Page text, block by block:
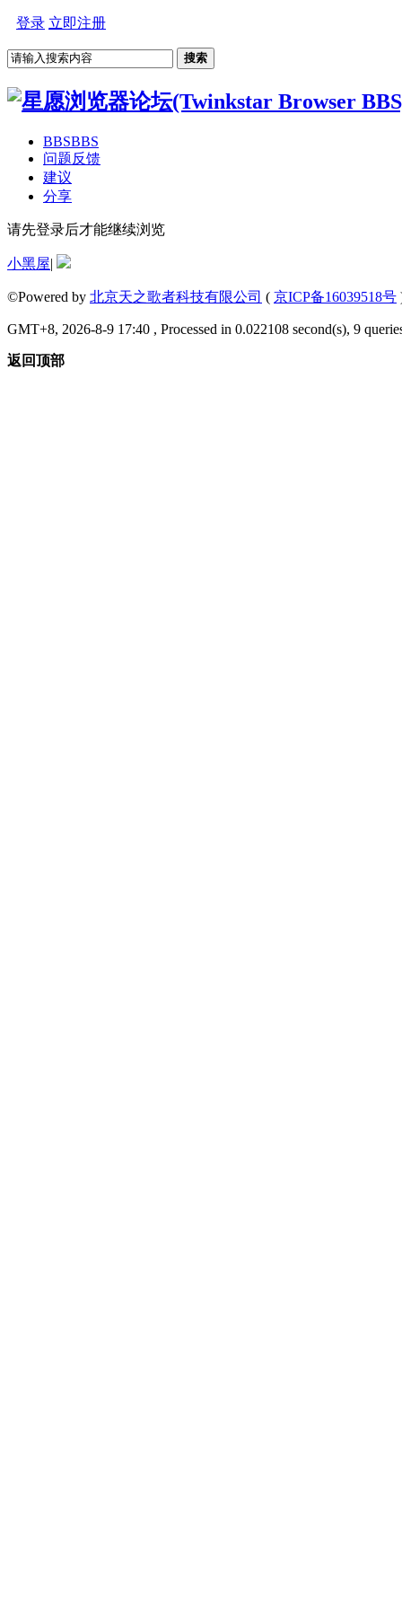
登录 立即注册
搜索
BBSBBS
问题反馈
建议
分享
请先登录后才能继续浏览
小黑屋|
©Powered by 北京天之歌者科技有限公司 ( 京ICP备16039518号
GMT+8, 2026-8-9 17:40 , Processed in 0.022108 second(s), 9
返回顶部